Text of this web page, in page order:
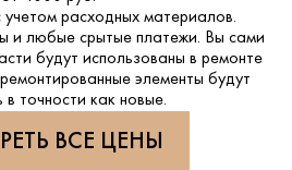
учетом расходных материалов.
и любые срытые платежи. Вы сами
будут использованы в ремонте
элементы будут
в точности как новые.
ВСЕ ЦЕНЫ